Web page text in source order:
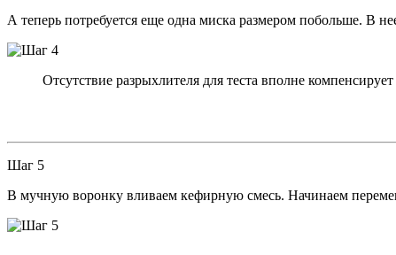
А теперь потребуется еще одна миска размером побольше. В
Отсутствие разрыхлителя для теста вполне
Шаг 5
В мучную воронку вливаем кефирную смесь. Начинаем